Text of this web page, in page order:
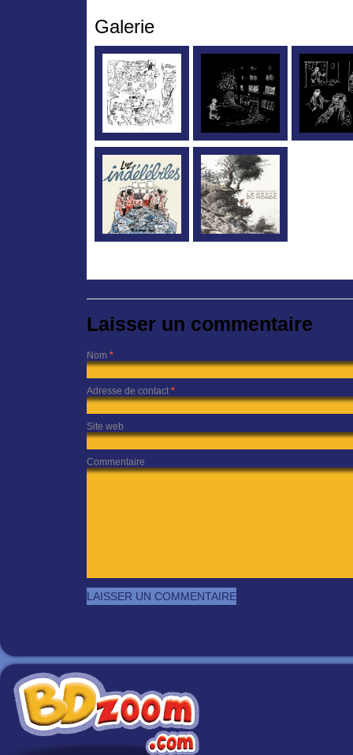
Galerie
Laisser un commentaire
Nom *
Adresse de contact *
Site web
Commentaire